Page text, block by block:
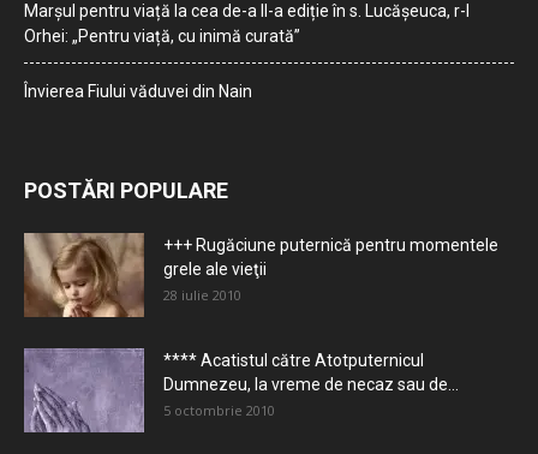
Marșul pentru viață la cea de-a II-a ediție în s. Lucășeuca, r-l
Orhei: „Pentru viață, cu inimă curată”
Învierea Fiului văduvei din Nain
POSTĂRI POPULARE
+++ Rugăciune puternică pentru momentele
grele ale vieţii
28 iulie 2010
**** Acatistul către Atotputernicul
Dumnezeu, la vreme de necaz sau de...
5 octombrie 2010